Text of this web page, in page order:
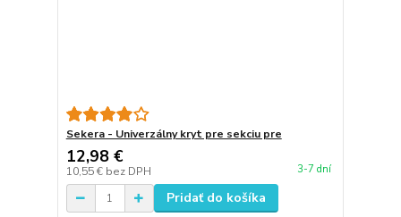
Sekera - Univerzálny kryt pre sekciu pre
12,98 €
10,55 € bez DPH 3-7 dní
Pridať do košíka